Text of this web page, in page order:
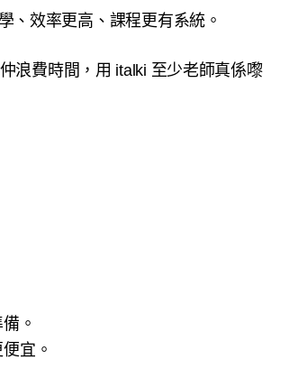
、效率更高、課程更有系統。
浪費時間，用 italki 至少老師真係嚟
。
宜。